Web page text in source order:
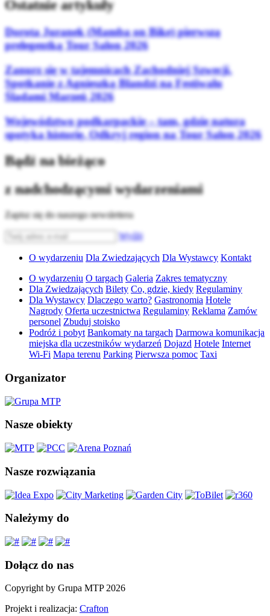
Ostatnie artykuły
Dorota Juranek (Mamba on Bike) pierwszą
prelegentką Tour Salon 2026
Zanurz się w tajemnicach Zachodniej Szwecji.
Spotkanie z Agnieszką Blandzi na Festiwalu
Śladami Marzeń 2026
Województwo podkarpackie – tam, gdzie natura
spotyka historię. Odkryj region na Tour Salon 2026
Bądź na bieżąco
z nadchodzącymi wydarzeniami
Zapisz się do naszego newslettera
Wyślij
O wydarzeniu Dla Zwiedzających Dla Wystawcy Kontakt
O wydarzeniu O targach Galeria Zakres tematyczny
Dla Zwiedzających Bilety Co, gdzie, kiedy Regulaminy
Dla Wystawcy Dlaczego warto? Gastronomia Hotele
Nagrody Oferta uczestnictwa Regulaminy Reklama Zamów
personel Zbuduj stoisko
Podróż i pobyt Bankomaty na targach Darmowa komunikacja
miejska dla uczestników wydarzeń Dojazd Hotele Internet
Wi-Fi Mapa terenu Parking Pierwsza pomoc Taxi
Organizator
Nasze obiekty
Nasze rozwiązania
Należymy do
Dołącz do nas
Copyright by Grupa MTP 2026
Projekt i realizacja: Crafton